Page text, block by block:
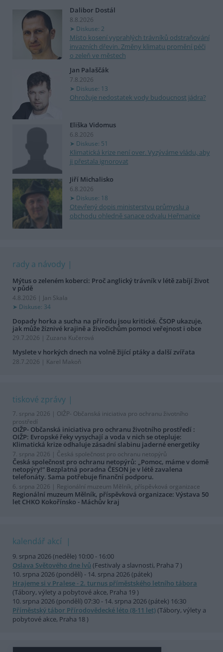
Dalibor Dostál
8.8.2026
Diskuse: 2
Místo kosení vyprahlých trávníků odstraňování
invazních dřevin. Změny klimatu promění péči
o zeleň ve městech
Jan Palaščák
7.8.2026
Diskuse: 13
Ohrožuje nedostatek vody budoucnost jádra?
Eliška Vidomus
6.8.2026
Diskuse: 51
Klimatická krize není over. Vyzýváme vládu, aby
ji přestala ignorovat
Jiří Michalisko
6.8.2026
Diskuse: 18
Otevřený dopis ministerstvu průmyslu a
obchodu ohledně sanace odvalu Heřmanice
rady a návody
Mýtus o zeleném koberci: Proč anglický trávník v létě zabíjí život
v půdě
4.8.2026 | Jan Skala
Diskuse: 34
Dopady horka a sucha na přírodu jsou kritické. ČSOP ukazuje,
jak může žíznivé krajině a živočichům pomoci veřejnost i obce
29.7.2026 | Zuzana Kučerová
Myslete v horkých dnech na volně žijící ptáky a další zvířata
28.7.2026 | Karel Makoň
tiskové zprávy
7. srpna 2026 | OIŽP- Občanská iniciativa pro ochranu životního
prostředí
OIŽP- Občanská iniciativa pro ochranu životního prostředí :
OIŽP: Evropské řeky vysychají a voda v nich se otepluje:
Klimatická krize odhaluje zásadní slabinu jaderné energetiky
7. srpna 2026 | Česká společnost pro ochranu netopýrů
Česká společnost pro ochranu netopýrů: „Pomoc, máme v domě
netopýry!“ Bezplatná poradna ČESON je v létě zavalena
telefonáty. Sama potřebuje finanční podporu.
6. srpna 2026 | Regionální muzeum Mělník, příspěvková organizace
Regionální muzeum Mělník, příspěvková organizace: Výstava 50
let CHKO Kokořínsko - Máchův kraj
kalendář akcí
9. srpna 2026 (neděle) 10:00 - 16:00
Oslava Světového dne lvů (Festivaly a slavnosti, Praha 7 )
10. srpna 2026 (pondělí) - 14. srpna 2026 (pátek)
Hrajeme si v Pralese - 2. turnus příměstského letního tábora
(Tábory, výlety a pobytové akce, Praha 19 )
10. srpna 2026 (pondělí) 07:30 - 14. srpna 2026 (pátek) 16:30
Příměstský tábor Přírodovědecké léto (8-11 let)(Tábory, výlety a
pobytové akce, Praha 18 )